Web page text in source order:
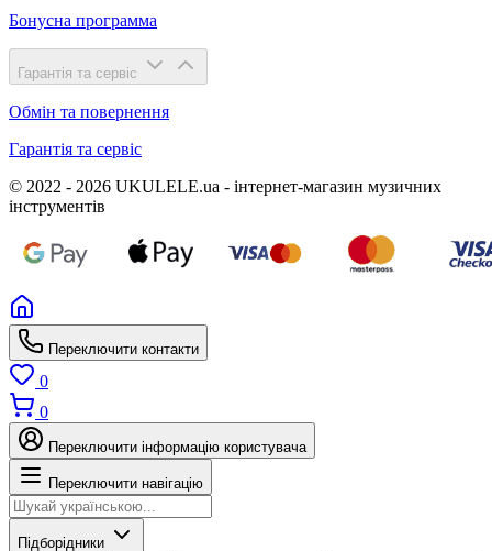
Бонусна программа
Гарантія та сервіс
Обмін та повернення
Гарантія та сервіс
© 2022 - 2026 UKULELE.ua - інтернет-магазин музичних
інструментів
Переключити контакти
0
0
Переключити інформацію користувача
Переключити навігацію
Підборідники